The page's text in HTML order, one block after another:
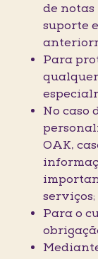
de
suporte
Para
No caso
OAK,
serviços;
Para o